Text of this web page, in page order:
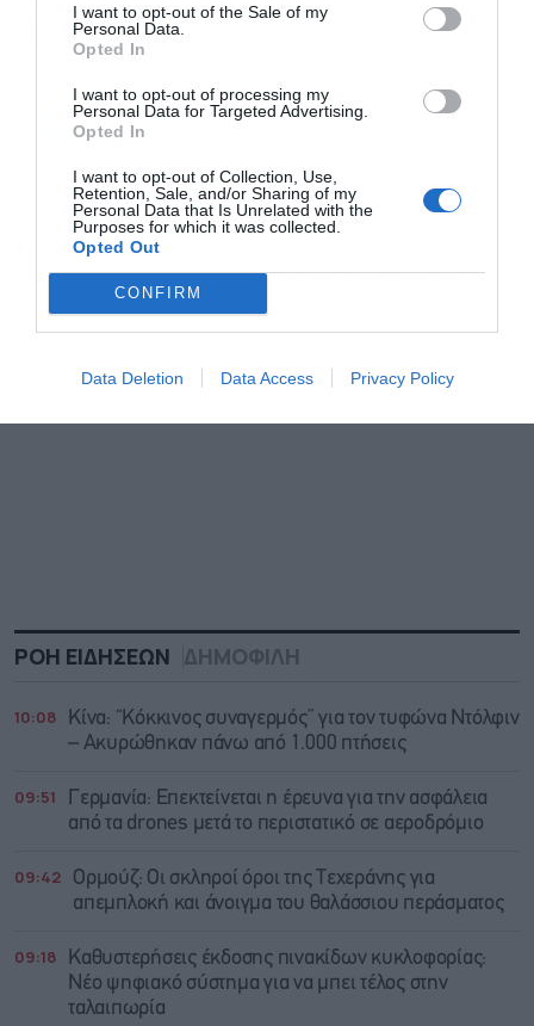
I want to opt-out of the Sale of my
Personal Data.
Opted In
I want to opt-out of processing my
Personal Data for Targeted Advertising.
Opted In
I want to opt-out of Collection, Use,
Retention, Sale, and/or Sharing of my
Personal Data that Is Unrelated with the
Purposes for which it was collected.
Opted Out
CONFIRM
Data Deletion Data Access Privacy Policy
πρώτη καταδίκη στην Ελλάδα
Ακολουθήστε το Powergame.gr στο
Google
Newsγια άμεση και έγκυρη οικονομική
ενημέρωση!
STREAMING
ΠΡΟΣΤΙΜΑ ΣΥΝΔΡΟΜΗΤΕΣ ΤΑΙΝΙΑ ΤΗΛΕΟΡΑΣΗ
ΡΟΗ ΕΙΔΗΣΕΩΝ ΔΗΜΟΦΙΛΗ
10:08
Κίνα: “Κόκκινος συναγερμός” για τον τυφώνα Ντόλφιν
– Ακυρώθηκαν πάνω από 1.000 πτήσεις
09:51
Γερμανία: Επεκτείνεται η έρευνα για την ασφάλεια
από τα drones μετά το περιστατικό σε αεροδρόμιο
09:42
Ορμούζ: Οι σκληροί όροι της Τεχεράνης για
απεμπλοκή και άνοιγμα του θαλάσσιου περάσματος
09:18
Καθυστερήσεις έκδοσης πινακίδων κυκλοφορίας:
Νέο ψηφιακό σύστημα για να μπει τέλος στην
ταλαιπωρία